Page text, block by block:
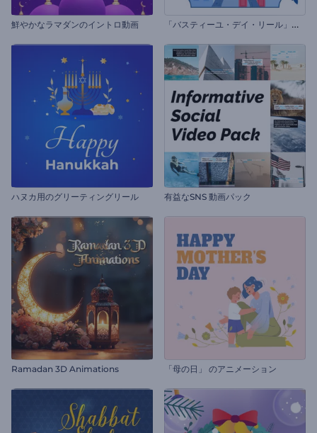
鮮やかなラマダンのイントロ動画 「
バスティーユ・デイ・リール」のセット
ハヌカ用のグリーティングリール 有益なSNS 動画パック
Ramadan 3D Animations 「母の日」 のアニメーション